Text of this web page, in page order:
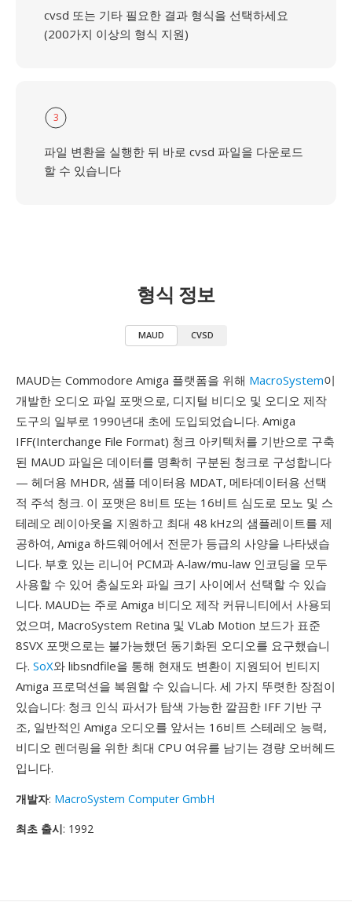
cvsd 또는 기타 필요한 결과 형식을 선택하세요
(200가지 이상의 형식 지원)
3
파일 변환을 실행한 뒤 바로 cvsd 파일을 다운로드
할 수 있습니다
형식 정보
MAUD CVSD
MAUD는 Commodore Amiga 플랫폼을 위해 MacroSystem이
개발한 오디오 파일 포맷으로, 디지털 비디오 및 오디오 제작
도구의 일부로 1990년대 초에 도입되었습니다. Amiga
IFF(Interchange File Format) 청크 아키텍처를 기반으로 구축
된 MAUD 파일은 데이터를 명확히 구분된 청크로 구성합니다
— 헤더용 MHDR, 샘플 데이터용 MDAT, 메타데이터용 선택
적 주석 청크. 이 포맷은 8비트 또는 16비트 심도로 모노 및 스
테레오 레이아웃을 지원하고 최대 48 kHz의 샘플레이트를 제
공하여, Amiga 하드웨어에서 전문가 등급의 사양을 나타냈습
니다. 부호 있는 리니어 PCM과 A-law/mu-law 인코딩을 모두
사용할 수 있어 충실도와 파일 크기 사이에서 선택할 수 있습
니다. MAUD는 주로 Amiga 비디오 제작 커뮤니티에서 사용되
었으며, MacroSystem Retina 및 VLab Motion 보드가 표준
8SVX 포맷으로는 불가능했던 동기화된 오디오를 요구했습니
다. SoX와 libsndfile을 통해 현재도 변환이 지원되어 빈티지
Amiga 프로덕션을 복원할 수 있습니다. 세 가지 뚜렷한 장점이
있습니다: 청크 인식 파서가 탐색 가능한 깔끔한 IFF 기반 구
조, 일반적인 Amiga 오디오를 앞서는 16비트 스테레오 능력,
비디오 렌더링을 위한 최대 CPU 여유를 남기는 경량 오버헤드
입니다.
개발자: MacroSystem Computer GmbH
최초 출시: 1992